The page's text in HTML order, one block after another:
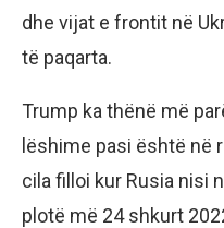
dhe vijat e frontit në
të paqarta.
Trump ka thënë më
lëshime pasi është në
cila filloi kur Rusia nisi
plotë më 24 shkurt